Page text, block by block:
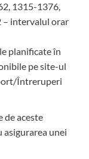
1315-1376,
– intervalul orar
planificate în
pe site-ul
Întreruperi
de aceste
asigurarea unei